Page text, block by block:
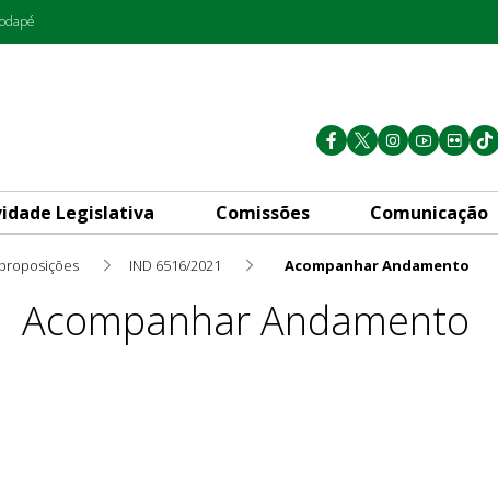
Legislativa Comissões Comunicação
IND 6516/2021 Acompanhar Andamento
Acompanhar Andamento